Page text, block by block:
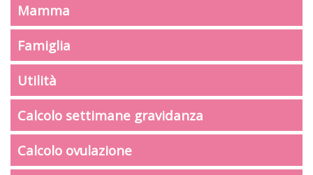
Mamma
Famiglia
Utilità
Calcolo settimane gravidanza
Calcolo ovulazione